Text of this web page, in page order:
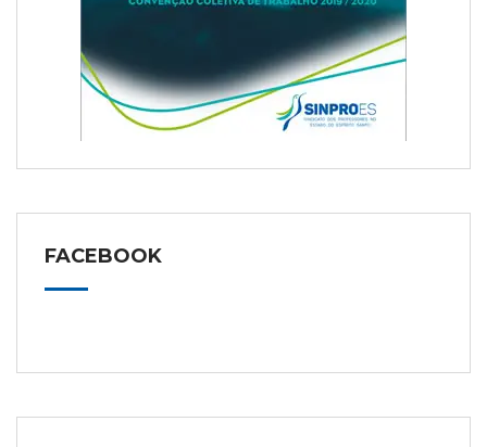
FACEBOOK